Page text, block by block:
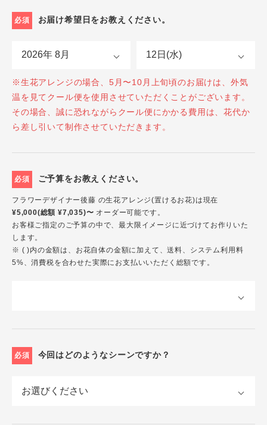
必須 お届け希望日をお教えください。
※生花アレンジの場合、5月〜10月上旬頃のお届けは、外気
温を見てクール便を使用させていただくことがございます。
その場合、誠に恐れながらクール便にかかる費用は、花代か
ら差し引いて制作させていただきます。
必須 ご予算をお教えください。
フラワーデザイナー後藤 の生花アレンジ(置けるお花)は現在
¥5,000(総額 ¥7,035)〜 オーダー可能です。
お客様ご指定のご予算の中で、最大限イメージに近づけてお作りいた
します。
※ ( )内の金額は、お花自体の金額に加えて、送料、システム利用料
5%、消費税を合わせた実際にお支払いいただく総額です。
必須 今回はどのようなシーンですか？